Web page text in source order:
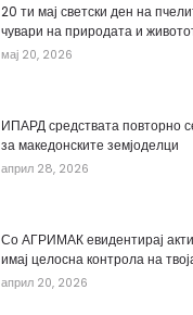
20 ти мај светски ден на
чувари на природата и
мај 20, 2026
ИПАРД средствата повторно
за македонските земјоделци
април 28, 2026
Со АГРИМАК евидентирај
имај целосна контрола на
април 20, 2026